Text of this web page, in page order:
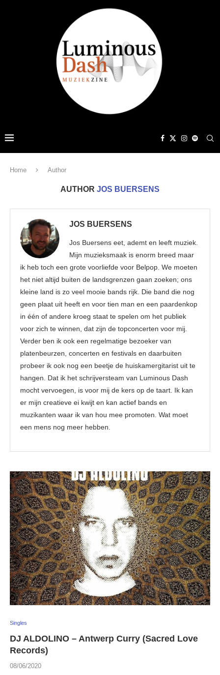
Home Author
AUTHOR JOS BUERSENS
JOS BUERSENS
Jos Buersens eet, ademt en leeft muziek.
Mijn muzieksmaak is enorm breed maar
ik heb toch een grote voorliefde voor Belpop. We moeten
het niet altijd buiten de landsgrenzen gaan zoeken; ons
kleine land is zo veel mooie bands rijk. Die band die nog
geen plaat uit heeft en voor tien man en een paardenkop
in één of andere kroeg staat te spelen om het publiek
voor zich te winnen, dat zijn de topconcerten voor mij.
Verder ben ik ook een regelmatige bezoeker van
platenbeurzen, concerten en festivals en daarbuiten
probeer ik ook nog een beetje de huiskamergitarist uit te
hangen. Dat ik het schrijversteam van Luminous Dash
mocht vervoegen, is voor mij de kers op de taart. Ik kan
er mijn creatieve ei kwijt en kan actief bands en
muzikanten waar ik van hou mee promoten. Wat moet
een mens nog meer hebben.
Singles
DJ ALDOLINO – Antwerp Curry (Sacred Love
Records)
08/06/2020